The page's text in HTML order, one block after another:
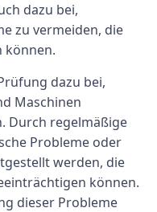
dazu bei,
zu vermeiden, die
können.
dazu bei,
Maschinen
Durch regelmäßige
Probleme oder
werden, die
können.
dieser Probleme